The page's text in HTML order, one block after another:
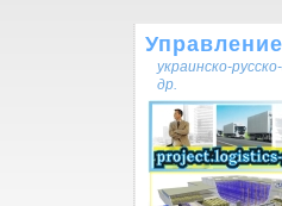
украинско-
др.